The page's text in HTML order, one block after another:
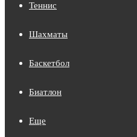
Теннис
Шахматы
Баскетбол
Биатлон
Еще